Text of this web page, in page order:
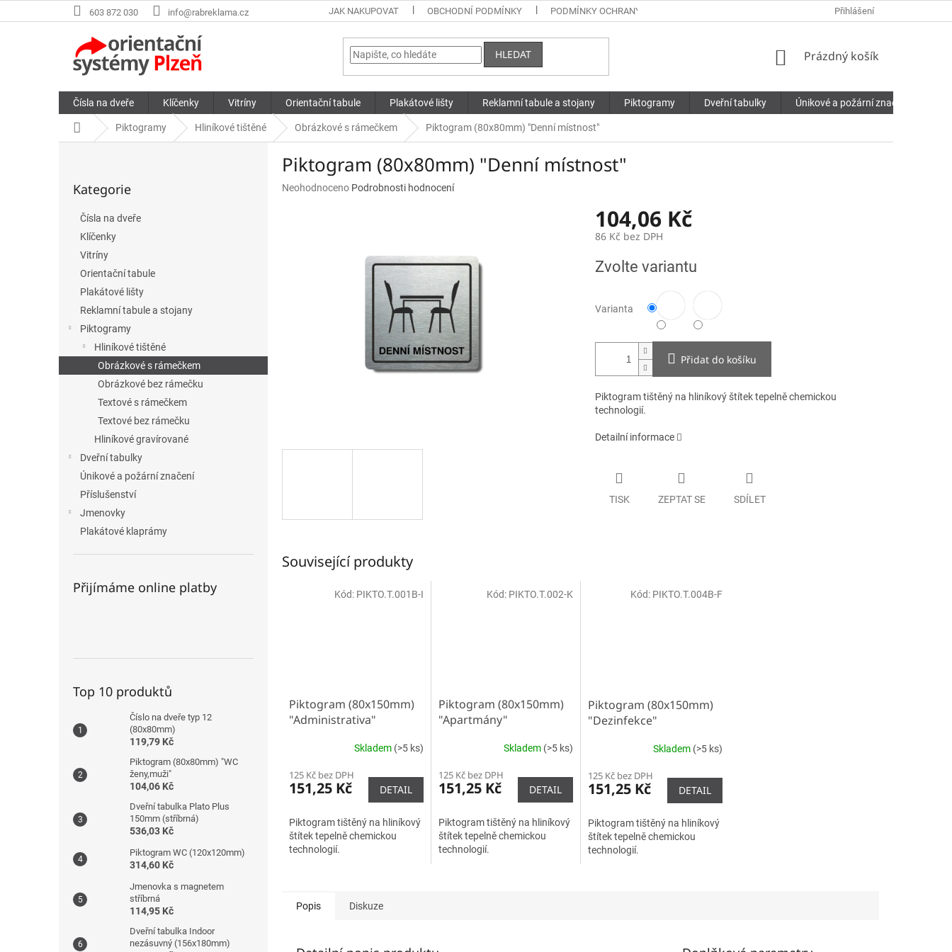
na
603 872 030 info@rabreklama.cz JAK NAKUPOVAT OBCHODNÍ PODMÍNKY PODMÍNKY OCHRANY OSOBNÍCH ÚDAJŮ Přihlášení
HLEDAT
NÁKUPNÍ
Prázdný košík
Čísla na dveře Klíčenky Vitríny Orientační tabule Plakátové lišty Reklamní tabule a stojany Piktogramy Dveřní tabulky Únikové a požární značení
Domů Piktogramy Hliníkové tištěné Obrázkové s rámečkem Piktogram (80x80mm) "Denní místnost"
l
kategorie
Kategorie
Čísla na dveře
Klíčenky
Vitríny
Orientační tabule
Plakátové lišty
Reklamní tabule a stojany
Piktogramy
Hliníkové tištěné
Obrázkové s rámečkem
Obrázkové bez rámečku
Textové s rámečkem
Textové bez rámečku
Hliníkové gravírované
Dveřní tabulky
Únikové a požární značení
Příslušenství
Jmenovky
Plakátové klaprámy
Přijímáme online platby
Top 10 produktů
Číslo na dveře typ 12
(80x80mm)
119,79 Kč
Piktogram (80x80mm) "WC
ženy,muži"
104,06 Kč
Dveřní tabulka Plato Plus
150mm (stříbrná)
536,03 Kč
Piktogram WC (120x120mm)
314,60 Kč
Jmenovka s magnetem
stříbrná
114,95 Kč
Dveřní tabulka Indoor
nezásuvný (156x180mm)
Piktogram (80x80mm) "Denní místnost"
Průměrné
Neohodnoceno Podrobnosti hodnocení
104,06 Kč
86 Kč bez DPH
cena:
Zvolte variantu
Varianta
Přidat do košíku
Piktogram tištěný na hliníkový štítek tepelně chemickou
technologií.
Detailní informace
TISK ZEPTAT SE SDÍLET
Související produkty
Piktogram (80x150mm)
"Administrativa"
Skladem (>5 ks)
125 Kč bez DPH
151,25 Kč DETAIL
Piktogram tištěný na hliníkový
štítek tepelně chemickou
technologií.
Kód: PIKTO.T.001B-I
Piktogram (80x150mm)
"Apartmány"
Skladem (>5 ks)
125 Kč bez DPH
151,25 Kč DETAIL
Piktogram tištěný na hliníkový
štítek tepelně chemickou
technologií.
Kód: PIKTO.T.002-K
Piktogram (80x150mm)
"Dezinfekce"
Skladem (>5 ks)
125 Kč bez DPH
151,25 Kč DETAIL
Piktogram tištěný na hliníkový
štítek tepelně chemickou
technologií.
Kód: PIKTO.T.004B-F
Popis Diskuze